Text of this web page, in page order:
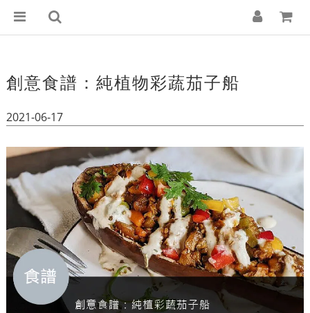
創意食譜：純植物彩蔬茄子船
2021-06-17